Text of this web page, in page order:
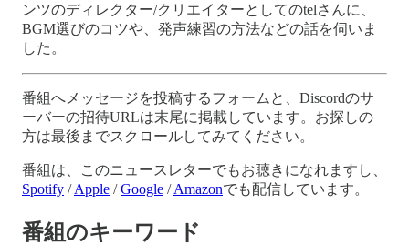
ンツのディレクター/クリエイターとしてのtelさんに、
BGM選びのコツや、発声練習の方法などの話を伺いま
した。
番組へメッセージを投稿するフォームと、Discordのサ
ーバーの招待URLは末尾に掲載しています。お探しの
方は最後までスクロールしてみてください。
番組は、このニュースレターでもお聴きになれますし、
Spotify /Apple /Google /Amazonでも配信しています。
番組のキーワード